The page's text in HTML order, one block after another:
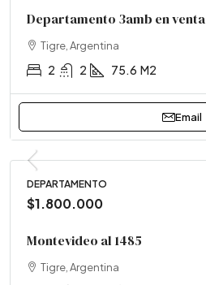
Departamento 3amb en venta
Tigre, Argentina
2 2 75.6 M2
Email
DEPARTAMENTO
$1.800.000
Montevideo al 1485
Tigre, Argentina